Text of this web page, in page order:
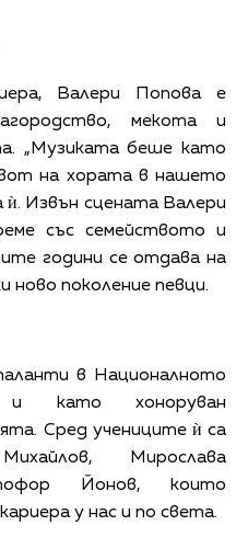
Валери Попова е
мекота и
„Музиката беше като
на хората в нашето
ѝ. Извън сцената Валери
със семейството и
години се отдава на
ново поколение певци.
в Националното
и като хоноруван
Сред учениците ѝ са
Мирослава
Йонов, които
у нас и по света.